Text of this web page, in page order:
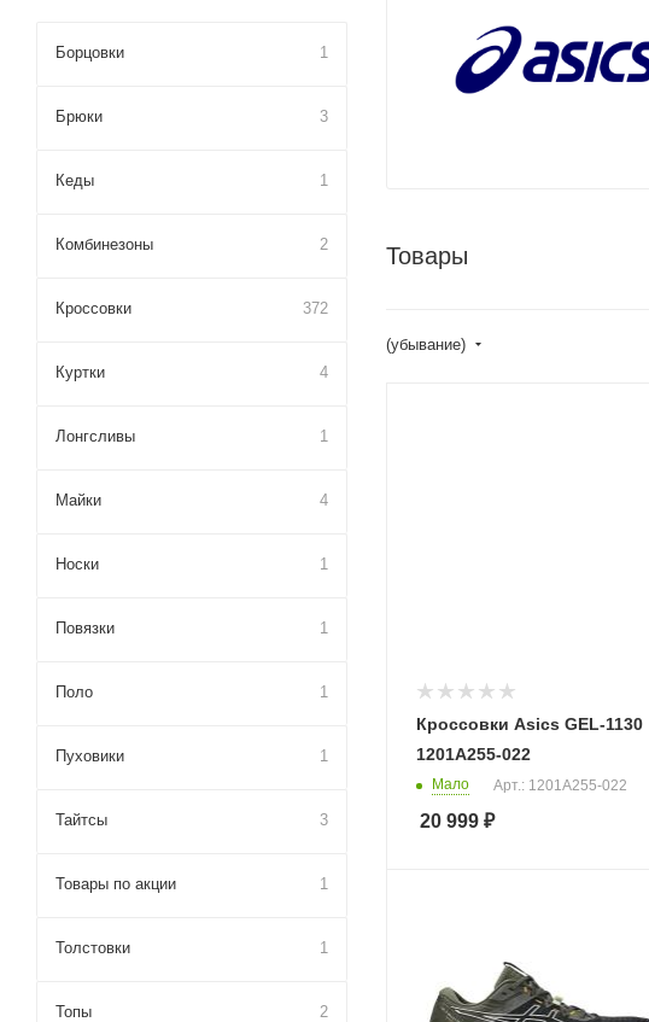
Товары
(убывание)
Кроссовки Asics GEL-1130
1201A255-022
Мало Арт.: 1201A255-022
20 999 ₽
Борцовки 1
Брюки 3
Кеды 1
Комбинезоны 2
Кроссовки 372
Куртки 4
Лонгсливы 1
Майки 4
Носки 1
Повязки 1
Поло 1
Пуховики 1
Тайтсы 3
Товары по акции 1
Толстовки 1
Топы 2